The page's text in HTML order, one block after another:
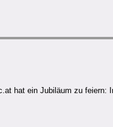
hat ein Jubiläum zu feiern: